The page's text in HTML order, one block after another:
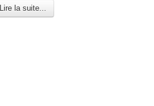
Lire la suite...